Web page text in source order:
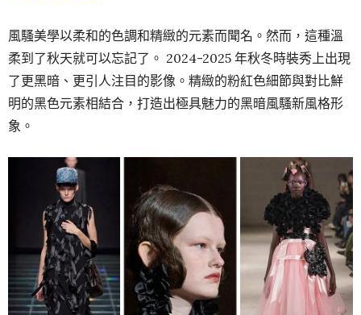
風騷美學以柔和的色調和精緻的元素而聞名。然而，這種溫
柔到了秋天就可以忘記了。 2024-2025 年秋冬時裝秀上出現
了更黑暗、更引人注目的影像。精緻的粉紅色細節與對比鮮
明的黑色元素相結合，打造出極具魅力的黑暗風騷新風格形
象。